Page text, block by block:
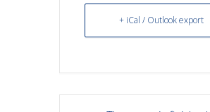
+ iCal / Outlook export